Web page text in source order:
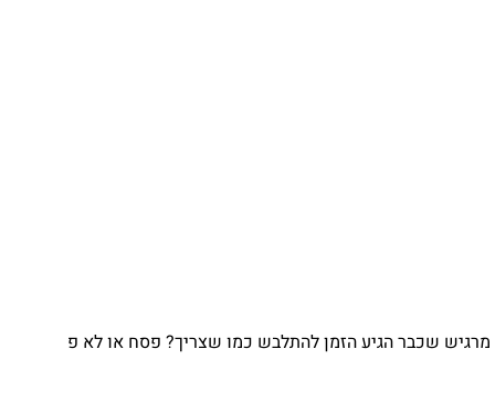
מרגיש שכבר הגיע הזמן להתלבש כמו שצריך? פסח או לא פ